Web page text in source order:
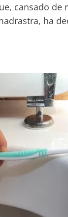
cansado
ha